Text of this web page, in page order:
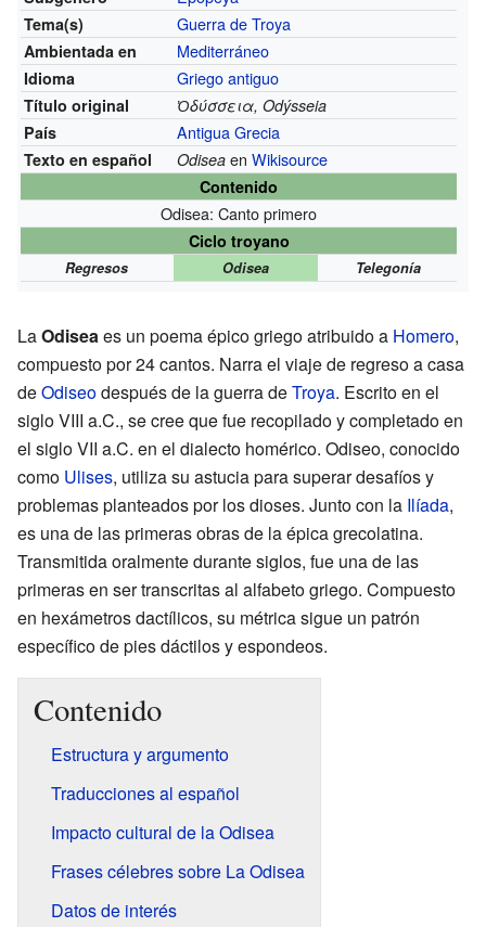
Tema(s) Guerra de Troya
Ambientada en Mediterráneo
Idioma Griego antiguo
Título original Ὀδύσσεια,Odýsseia
País
Antigua Grecia
Texto en español Odisea enWikisource
Contenido
Odisea: Canto primero
Ciclo troyano
Regresos Odisea Telegonía
LaOdiseaes un poema épico griego atribuido a Homero,
compuesto por 24 cantos. Narra el viaje de regreso a casa
deOdiseodespués de la guerra deTroya. Escrito en el
siglo VIII a.C., se cree que fue recopilado y completado en
el siglo VII a.C. en el dialecto homérico. Odiseo, conocido
como Ulises, utiliza su astucia para superar desafíos y
problemas planteados por los dioses. Junto con la Ilíada,
es una de las primeras obras de la épica grecolatina.
Transmitida oralmente durante siglos, fue una de las
primeras en ser transcritas al alfabeto griego. Compuesto
en hexámetros dactílicos, su métrica sigue un patrón
específico de pies dáctilos y espondeos.
Contenido
Estructura y argumento
Traducciones al español
Impacto cultural de la Odisea
Frases célebres sobre La Odisea
Datos de interés